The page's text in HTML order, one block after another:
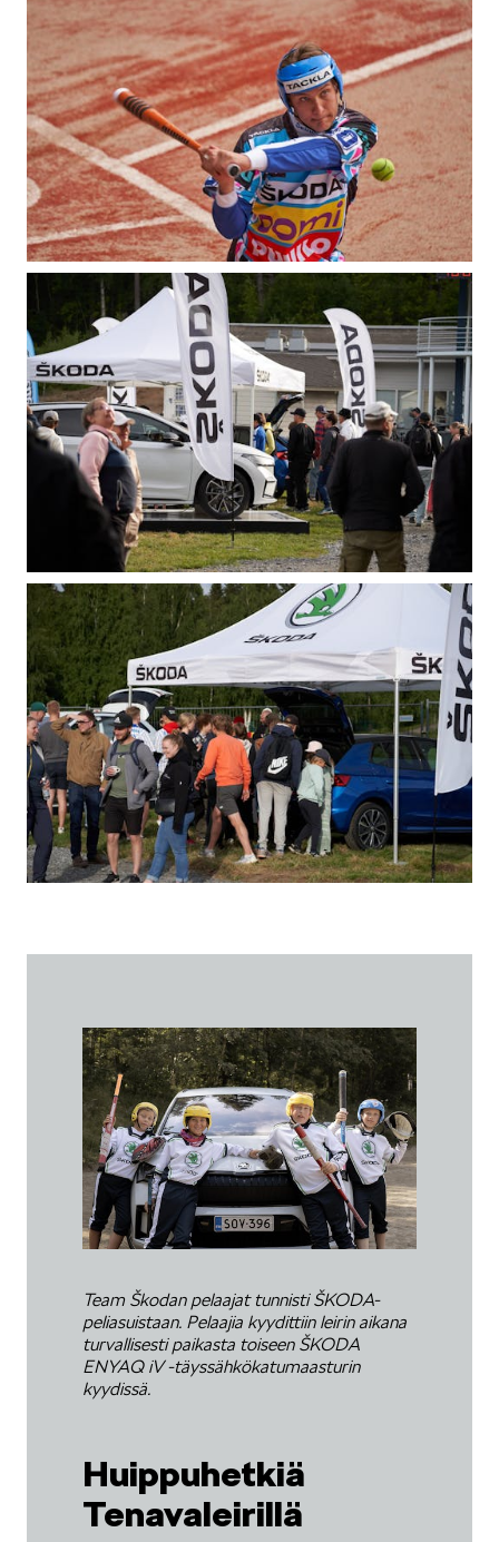
Team Škodan pelaajat tunnisti ŠKODA-
peliasuistaan. Pelaajia kyydittiin leirin aikana
turvallisesti paikasta toiseen ŠKODA
ENYAQ iV -täyssähkökatumaasturin
kyydissä.
Huippuhetkiä
Tenavaleirillä